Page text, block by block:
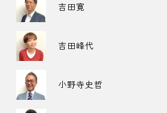
吉田寛
吉田峰代
小野寺史哲